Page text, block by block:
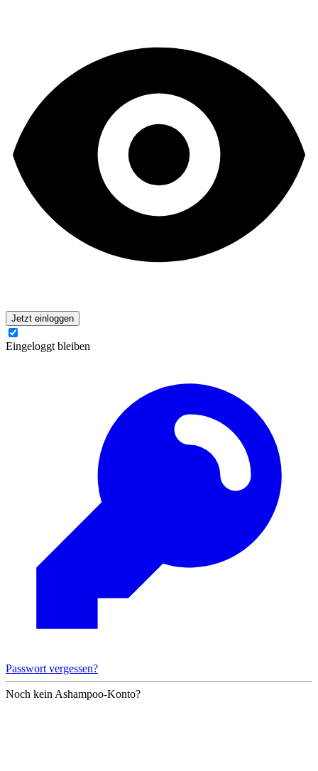
Jetzt einloggen
Eingeloggt bleiben
Passwort vergessen?
Noch kein Ashampoo-Konto?